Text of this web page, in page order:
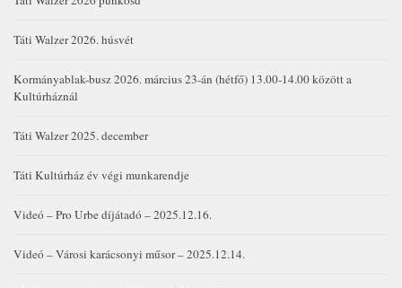
Táti Walzer 2026. húsvét
Kormányablak-busz 2026. március 23-án (hétfő) 13.00-14.00 között a
Kultúrháznál
Táti Walzer 2025. december
Táti Kultúrház év végi munkarendje
Videó – Pro Urbe díjátadó – 2025.12.16.
Videó – Városi karácsonyi műsor – 2025.12.14.